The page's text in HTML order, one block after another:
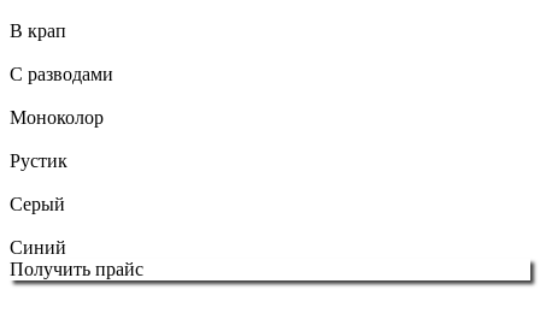
В крап
С разводами
Моноколор
Рустик
Серый
Синий
Получить прайс